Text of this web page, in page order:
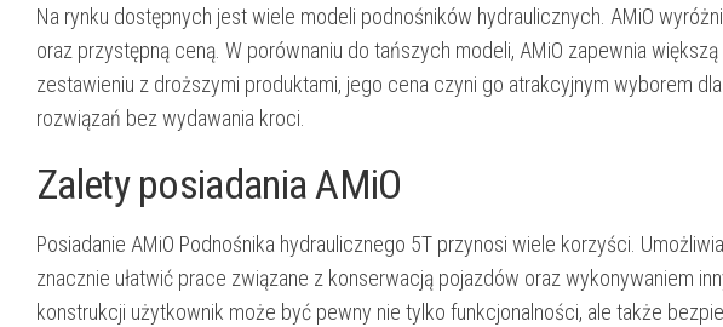
Na rynku dostępnych jest wiele modeli podnośników hydraulicznych. AMiO
oraz przystępną ceną. W porównaniu do tańszych modeli, AMiO zapewnia
zestawieniu z droższymi produktami, jego cena czyni go atrakcyjnym wyborem
rozwiązań bez wydawania kroci.
Zalety posiadania AMiO
Posiadanie AMiO Podnośnika hydraulicznego 5T przynosi wiele korzyści.
znacznie ułatwić prace związane z konserwacją pojazdów oraz wykonywaniem
konstrukcji użytkownik może być pewny nie tylko funkcjonalności, ale także